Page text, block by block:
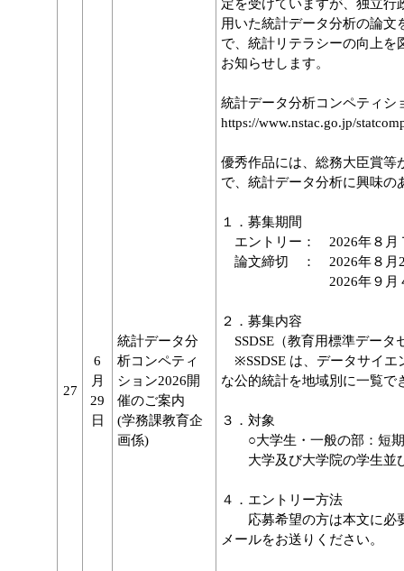
27
6
月
29
日
統計データ分
析コンペティ
ション2026開
催のご案内
(学務課教育企
画係)
定を受けていますが、独立行
⽤いた統計データ分析の論
で、統計リテラシーの向上を
お知らせします。
統計データ分析コンペティシ
https://www.nstac.go.jp/
優秀作品には、総務大臣賞等
で、統計データ分析に興味の
１．募集期間
エントリー： 2026年８月
論文締切 ： 2026年８月
2026年９月４日（
２．募集内容
SSDSE（教育用標準データ
※SSDSE は、データサイエ
な公的統計を地域別に一覧で
３．対象
○大学生・一般の部：短期
大学及び大学院の学生並
４．エントリー方法
応募希望の方は本文に必要
メールをお送りください。